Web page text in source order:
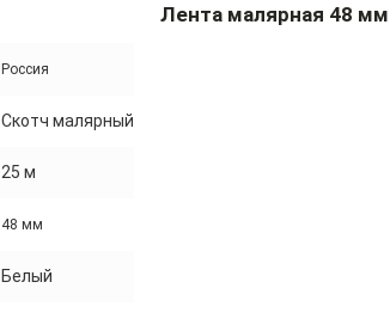
Лента малярная 48
Россия
Скотч малярный
25 м
48 мм
Белый